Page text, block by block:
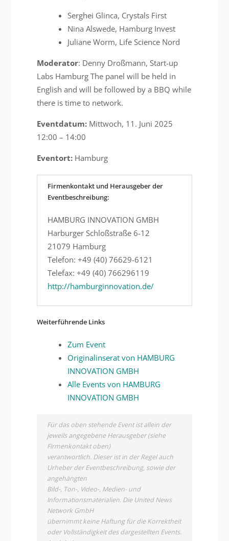
Serghei Glinca, Crystals First
Nina Alswede, Hamburg Invest
Juliane Worm, Life Science Nord
Moderator: Denny Droßmann, Start-up
Labs Hamburg The panel will be held in
English and will be followed by a BBQ while
there is time to network.
Eventdatum:Mittwoch, 11. Juni 2025
12:00 – 14:00
Eventort:Hamburg
Firmenkontakt und Herausgeber der
Eventbeschreibung:
HAMBURG INNOVATION GMBH
Harburger Schloßstraße 6-12
21079 Hamburg
Telefon: +49 (40) 76629-6121
Telefax: +49 (40) 766296119
http://hamburginnovation.de/
Weiterführende Links
Zum Event
Originalinserat von HAMBURG
INNOVATION GMBH
Alle Events von HAMBURG
INNOVATION GMBH
Für das oben stehende Event ist allein der
jeweils angegebene Herausgeber (siehe
Firmenkontakt oben)
verantwortlich. Dieser ist in der Regel auch
Urheber der Eventbeschreibung, sowie der
angehängten
Bild-, Ton-, Video-, Medien- und
Informationsmaterialien. Die United News
Network GmbH
übernimmt keine Haftung für die Korrektheit
oder Vollständigkeit des dargestellten Events.